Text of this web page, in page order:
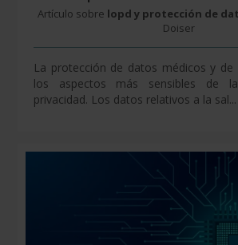
Artículo sobre lopd y protección de
Doiser
La protección de datos médicos y de
los aspectos más sensibles de
privacidad. Los datos relativos a la sal...